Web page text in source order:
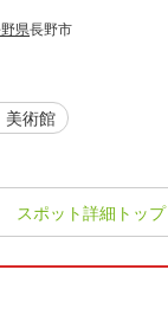
県長野市
美術館
スポット詳細 トップ